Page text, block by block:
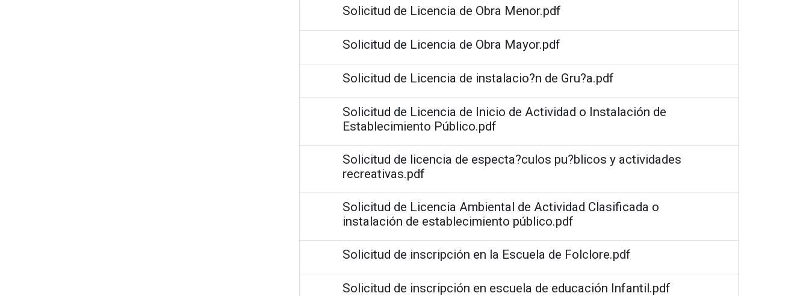
Solicitud de Licencia de Obra Menor.pdf
Solicitud de Licencia de Obra Mayor.pdf
Solicitud de Licencia de instalacio?n de Gru?a.pdf
Solicitud de Licencia de Inicio de Actividad o Instalación de
Establecimiento Público.pdf
Solicitud de licencia de especta?culos pu?blicos y actividades
recreativas.pdf
Solicitud de Licencia Ambiental de Actividad Clasificada o
instalación de establecimiento público.pdf
Solicitud de inscripción en la Escuela de Folclore.pdf
Solicitud de inscripción en escuela de educación Infantil.pdf